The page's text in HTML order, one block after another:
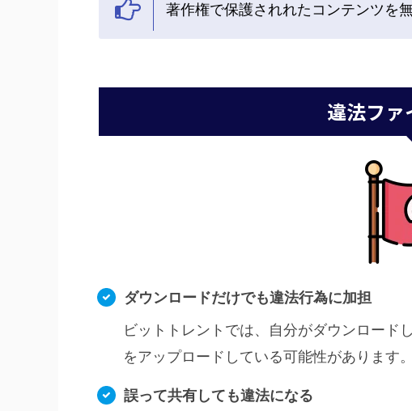
著作権で保護されれたコンテンツを
違法ファ
ダウンロードだけでも違法行為に加担
ビットトレントでは、自分がダウンロード
をアップロードしている可能性があります。
誤って共有しても違法になる